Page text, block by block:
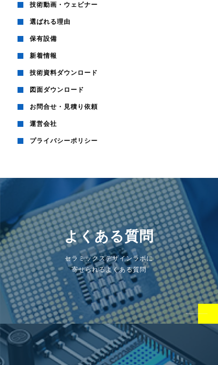
技術動画・ウェビナー
選ばれる理由
保有設備
新着情報
技術資料ダウンロード
図面ダウンロード
お問合せ・見積り依頼
運営会社
プライバシーポリシー
よくある質問
セラミックスデザインラボに
寄せられるよくある質問